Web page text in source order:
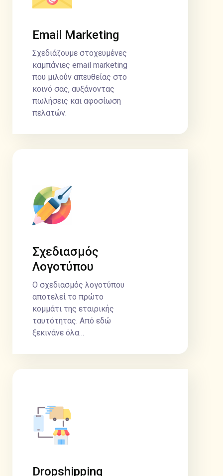
Email Marketing
Σχεδιάζουμε στοχευμένες
καμπάνιες email marketing
που μιλούν απευθείας στο
κοινό σας, αυξάνοντας
πωλήσεις και αφοσίωση
πελατών.
Σχεδιασμός
Λογοτύπου
Ο σχεδιασμός λογοτύπου
αποτελεί το πρώτο
κομμάτι της εταιρικής
ταυτότητας. Από εδώ
ξεκινάνε όλα…
Dropshipping